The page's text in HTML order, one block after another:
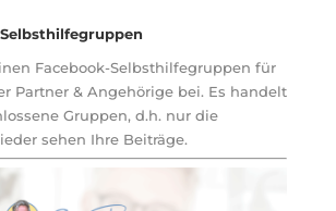
Facebook-Selbsthilfegruppen für
Partner & Angehörige bei. Es handelt
Gruppen, d.h. nur die
sehen Ihre Beiträge.